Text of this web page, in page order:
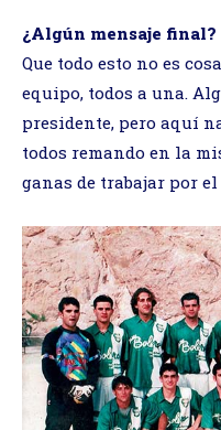
¿Algún mensaje final?
Que todo esto no es
equipo, todos a una.
presidente, pero aquí
todos remando en la
ganas de trabajar por el